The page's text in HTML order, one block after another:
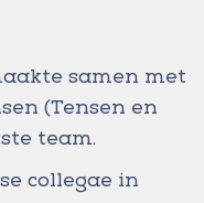
samen met
(Tensen en
team.
collegae in